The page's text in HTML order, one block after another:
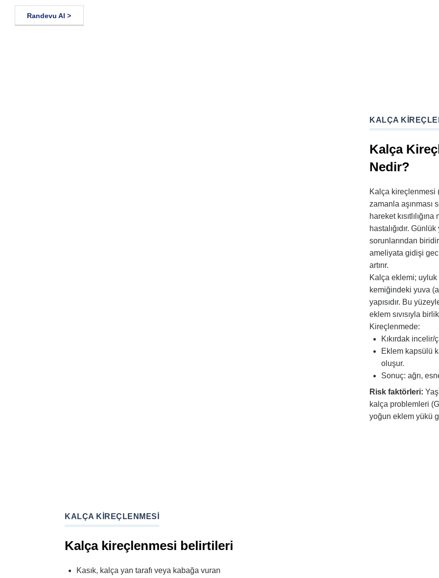
Randevu Al >
KALÇA
Kalça
Nedir?
Kalça kireçlenmesi
zamanla aşınması
hareket
hastalığıdır.
sorunlarından
ameliyata gidişi
artırır.
Kalça eklemi; uyluk
kemiğindeki yuva
yapısıdır. Bu
eklem sıvısıyla
Kireçlenmede:
Kıkırdak
Eklem kapsülü
oluşur.
Sonuç: ağrı,
Risk faktörleri:
kalça problemleri
yoğun eklem yükü
KALÇA KIREÇLENMESI
Kalça kireçlenmesi belirtileri
Kasık, kalça yan tarafı veya kabağa vuran